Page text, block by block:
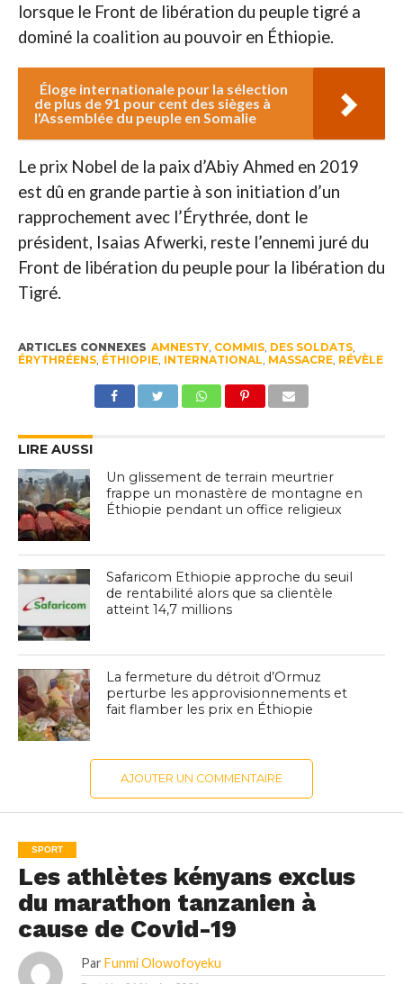
lorsque le Front de libération du peuple tigré a
dominé la coalition au pouvoir en Éthiopie.
Éloge internationale pour la sélection
de plus de 91 pour cent des sièges à
l'Assemblée du peuple en Somalie
Le prix Nobel de la paix d’Abiy Ahmed en 2019
est dû en grande partie à son initiation d’un
rapprochement avec l’Érythrée, dont le
président, Isaias Afwerki, reste l’ennemi juré du
Front de libération du peuple pour la libération du
Tigré.
ARTICLES CONNEXES AMNESTY, COMMIS, DES SOLDATS,
ÉRYTHRÉENS, ÉTHIOPIE, INTERNATIONAL MASSACRE, RÉVÈLE
LIRE AUSSI
Un glissement de terrain meurtrier
frappe un monastère de montagne en
Éthiopie pendant un office religieux
Safaricom Ethiopie approche du seuil
de rentabilité alors que sa clientèle
atteint 14,7 millions
La fermeture du détroit d’Ormuz
perturbe les approvisionnements et
fait flamber les prix en Éthiopie
AJOUTER UN COMMENTAIRE
SPORT
Les athlètes kényans exclus
du marathon tanzanien à
cause de Covid-19
Par Funmi Olowofoyeku